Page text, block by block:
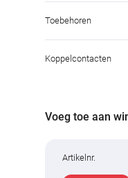
Toebehoren
Koppelcontacten
Voeg toe aan
Artikelnr.